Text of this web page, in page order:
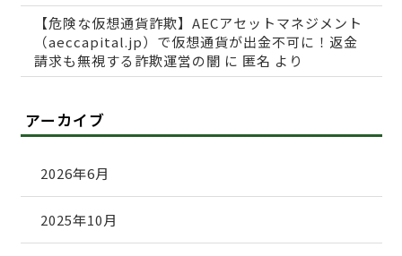
【危険な仮想通貨詐欺】AECアセットマネジメント
（aeccapital.jp）で仮想通貨が出金不可に！返金
請求も無視する詐欺運営の闇 に 匿名 より
アーカイブ
2026年6月
2025年10月